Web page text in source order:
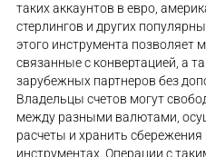
таких аккаунтов в евро,
стерлингов и других
этого инструмента позволяет
связанные с конвертацией, а
зарубежных партнеров без
Владельцы счетов могут
между разными валютами,
расчеты и хранить
инструментах. Операции с